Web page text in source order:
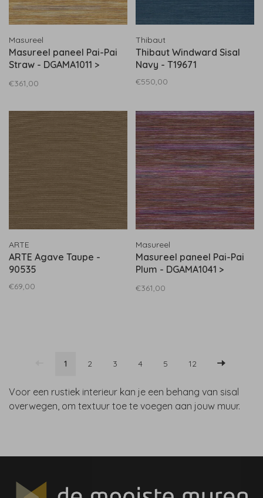
Masureel
Masureel paneel Pai-Pai
Straw - DGAMA1011 >
€361,00
Thibaut
Thibaut Windward Sisal
Navy - T19671
€550,00
ARTE
ARTE Agave Taupe -
90535
€69,00
Masureel
Masureel paneel Pai-Pai
Plum - DGAMA1041 >
€361,00
1 2 3 4 5 12
Voor een rustiek interieur kan je een behang van sisal
overwegen, om textuur toe te voegen aan jouw muur.